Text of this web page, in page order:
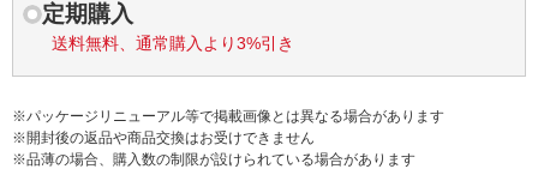
定期購入
送料無料、通常購入より3%引き
※パッケージリニューアル等で掲載画像とは異なる場合があります
※開封後の返品や商品交換はお受けできません
※品薄の場合、購入数の制限が設けられている場合があります